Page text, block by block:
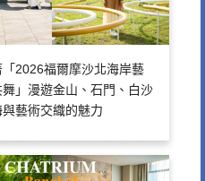
2026福爾摩沙北海岸藝
」漫遊金山、石門、白沙
藝術交織的魅力